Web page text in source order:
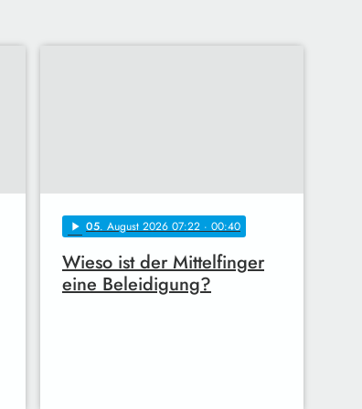
play_arrow 05. August 2026 07:22 · 00:40
Wieso ist der Mittelfinger
eine Beleidigung?